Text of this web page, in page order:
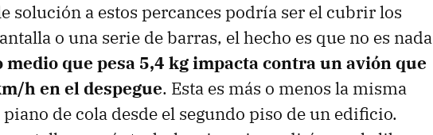
solución a estos percances podría ser el cubrir los
o una serie de barras, el hecho es que no es nada
medio que pesa 5,4 kg impacta contra un avión que
h en el despegue. Esta es más o menos la misma
de cola desde el segundo piso de un edificio.